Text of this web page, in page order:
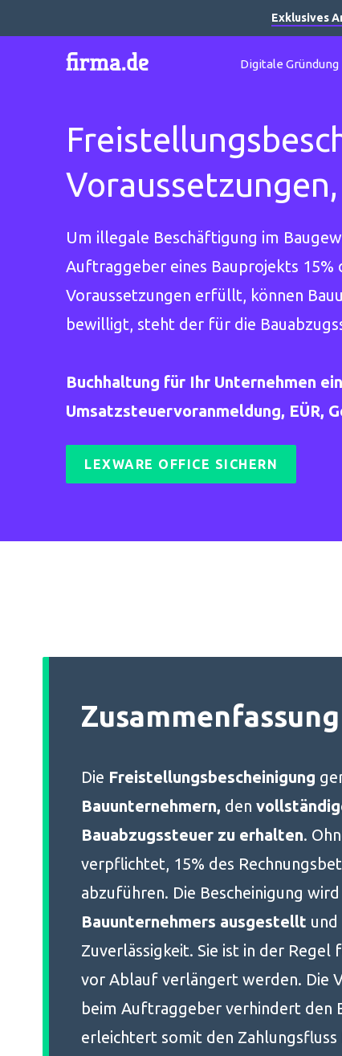
Digitale Gründung
Um illegale Beschäftigung im
Auftraggeber eines Bauprojekts 15%
Voraussetzungen erfüllt, können
bewilligt, steht der für die
Buchhaltung für Ihr Unternehmen
Umsatzsteuervoranmeldung, EÜR,
LEXWARE OFFICE SICHERN
Zusammenfassung
Die Freistellungsbescheinigung
Bauunternehmern, den
Bauabzugssteuer zu erhalten.
verpflichtet, 15% des
abzuführen. Die Bescheinigung wird
Bauunternehmers ausgestellt
Zuverlässigkeit. Sie ist in der Regel
vor Ablauf verlängert werden. Die
beim Auftraggeber verhindert den
erleichtert somit den
Exklusives